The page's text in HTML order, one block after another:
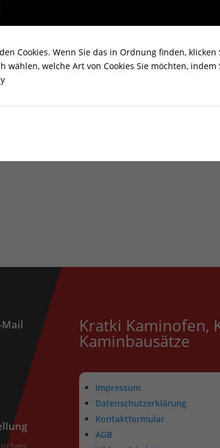
Mail Kratki Kaminofen,
Kaminbausätze
Impressum
Datenschutzerklärung
Kontaktformular
AGB
Cookies. Wenn Sie das in Ordnung finden, klicken
wählen, welche Art von Cookies Sie möchten, indem